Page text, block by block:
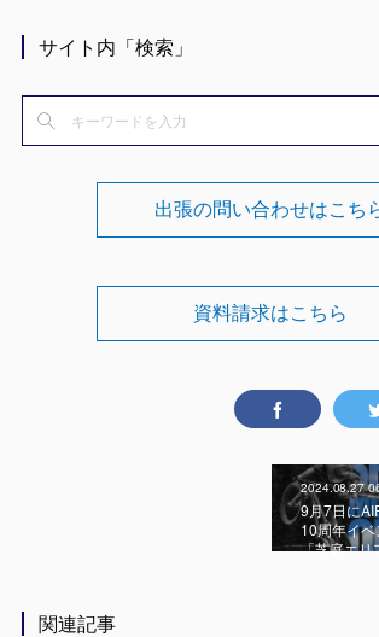
サイト内「検索」
出張の問い合わせはこち
資料請求はこちら
2024.08.27
9月7日に
10周年イ
「芝庭エリ
関連記事